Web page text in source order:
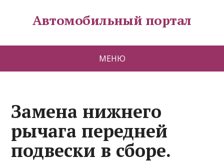
Автомобильный портал
МЕНЮ
Замена нижнего
рычага передней
подвески в сборе.